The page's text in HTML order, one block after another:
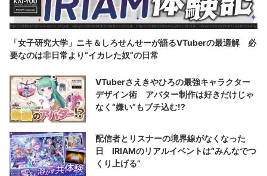
「女子研究大学」ニキ＆しろせんせーが語るVTuberの最適解 必
要なのは非日常より“イカレた奴”の日常
VTuberさえきやひろの最強キャラクター
デザイン術 アバター制作は好きだけじゃ
なく“嫌い”もブチ込む!?
配信者とリスナーの境界線がなくなった
日 IRIAMのリアルイベントは“みんなでつ
くり上げる”